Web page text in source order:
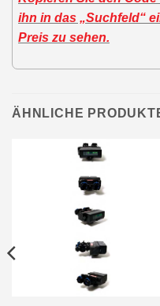
ihn in das „Suchfeld“
Preis zu sehen.
ÄHNLICHE